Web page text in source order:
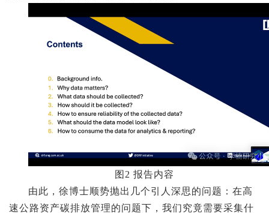
图2 报告内容
由此，徐博士顺势抛出几个引人深思的问题：在高
速公路资产碳排放管理的问题下，我们究竟需要采集什